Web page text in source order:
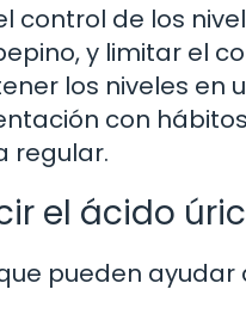
de los
y limitar el
los niveles en
con
regular.
el ácido
pueden ayudar